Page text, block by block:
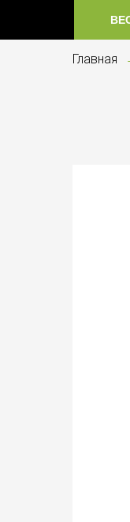
Главная